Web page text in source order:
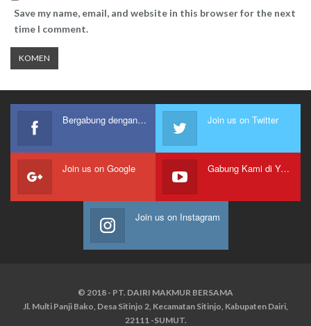
Save my name, email, and website in this browser for the next
time I comment.
Bergabung dengan kami Join us on Twitter
Join us on Google Gabung Kami di Youtube
Join us on Instagram
© 2018 - PT. DAIRI MAKMUR BERSAMA
Jl. Multi Panji Bako, Desa Sitinjo 2, Kecamatan Sitinjo, Kabupaten Dairi,
22111 -SUMUT.